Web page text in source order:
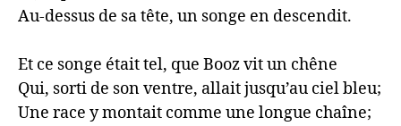
Au-dessus de sa tête, un songe en descendit.
Et ce songe était tel, que Booz vit un chêne
Qui, sorti de son ventre, allait jusqu’au ciel bleu;
Une race y montait comme une longue chaîne;